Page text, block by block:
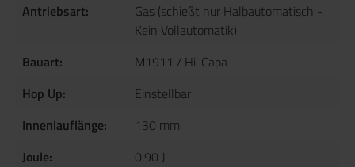
Antriebsart:
Gas (schießt nur Halbautomatisch -
Kein Vollautomatik)
Bauart:
M1911 / Hi-Capa
Hop Up:
Einstellbar
Innenlauflänge:
130 mm
Joule:
0.90 J